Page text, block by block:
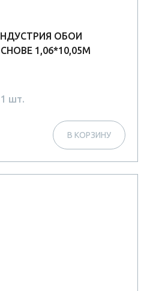
ОБОИ
1,06*10,05М
1 шт.
В КОРЗИНУ